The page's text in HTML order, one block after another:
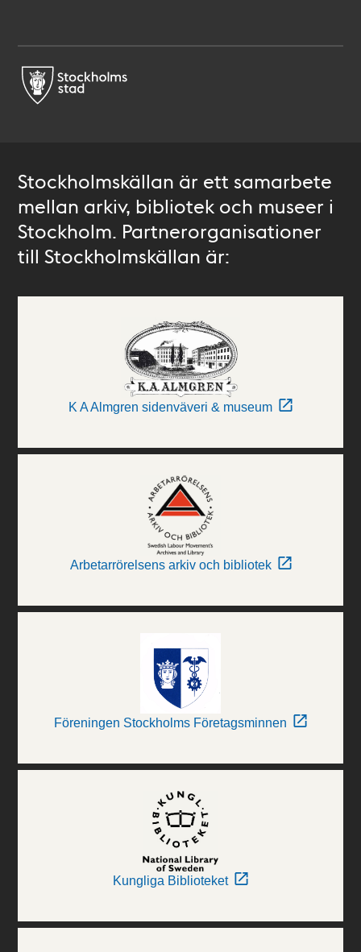
Stockholmskällan är ett samarbete
mellan arkiv, bibliotek och museer i
Stockholm. Partnerorganisationer
till Stockholmskällan är:
K A Almgren sidenväveri & museum
Arbetarrörelsens arkiv och bibliotek
Föreningen Stockholms Företagsminnen
Kungliga Biblioteket